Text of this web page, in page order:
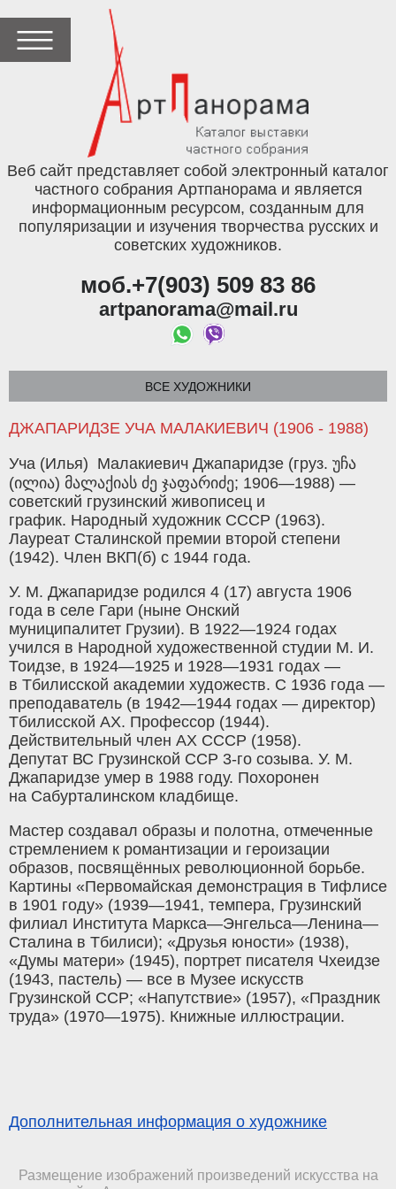
Веб сайт представляет собой электронный каталог
частного собрания Артпанорама и является
информационным ресурсом, созданным для
популяризации и изучения творчества русских и
советских художников.
моб.+7(903) 509 83 86
artpanorama@mail.ru
ВСЕ ХУДОЖНИКИ
ДЖАПАРИДЗЕ УЧА МАЛАКИЕВИЧ (1906 - 1988)
Уча (Илья) Малакиевич Джапаридзе (груз. უჩა
(ილია) მალაქიას ძე ჯაფარიძე; 1906—1988) —
советский грузинский живописец и
график. Народный художник СССР (1963).
Лауреат Сталинской премии второй степени
(1942). Член ВКП(б) с 1944 года.
У. М. Джапаридзе родился 4 (17) августа 1906
года в селе Гари (ныне Онский
муниципалитет Грузии). В 1922—1924 годах
учился в Народной художественной студии М. И.
Тоидзе, в 1924—1925 и 1928—1931 годах —
в Тбилисской академии художеств. С 1936 года —
преподаватель (в 1942—1944 годах — директор)
Тбилисской АХ. Профессор (1944).
Действительный член АХ СССР (1958).
Депутат ВС Грузинской ССР 3-го созыва. У. М.
Джапаридзе умер в 1988 году. Похоронен
на Сабурталинском кладбище.
Мастер создавал образы и полотна, отмеченные
стремлением к романтизации и героизации
образов, посвящённых революционной борьбе.
Картины «Первомайская демонстрация в Тифлисе
в 1901 году» (1939—1941, темпера, Грузинский
филиал Института Маркса—Энгельса—Ленина—
Сталина в Тбилиси); «Друзья юности» (1938),
«Думы матери» (1945), портрет писателя Чхеидзе
(1943, пастель) — все в Музее искусств
Грузинской ССР; «Напутствие» (1957), «Праздник
труда» (1970—1975). Книжные иллюстрации.
Дополнительная информация о художнике
Размещение изображений произведений искусства на